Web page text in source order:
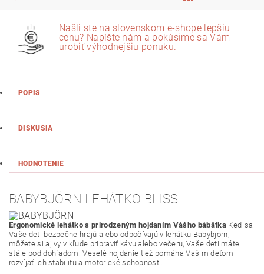
Našli ste na slovenskom e-shope lepšiu
cenu? Napíšte nám a pokúsime sa Vám
urobiť výhodnejšiu ponuku.
POPIS
DISKUSIA
HODNOTENIE
BABYBJÖRN LEHÁTKO BLISS
Ergonomické lehátko s prirodzeným hojdaním Vášho bábätka Keď sa
Vaše deti bezpečne hrajú alebo odpočívajú v lehátku Babybjorn,
môžete si aj vy v kľude pripraviť kávu alebo večeru, Vaše deti máte
stále pod dohľadom. Veselé hojdanie tiež pomáha Vašim deťom
rozvíjať ich stabilitu a motorické schopnosti.